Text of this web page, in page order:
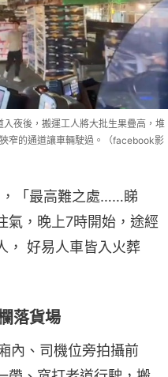
夜後，搬運工人將大批生果疊高，堆
窄的通道讓車輛駛過。（facebook影
，「最高難之處……睇
氣，晚上7時開始，途經
， 好易人車皆入火葬
落貨場
內、司機位旁拍攝前